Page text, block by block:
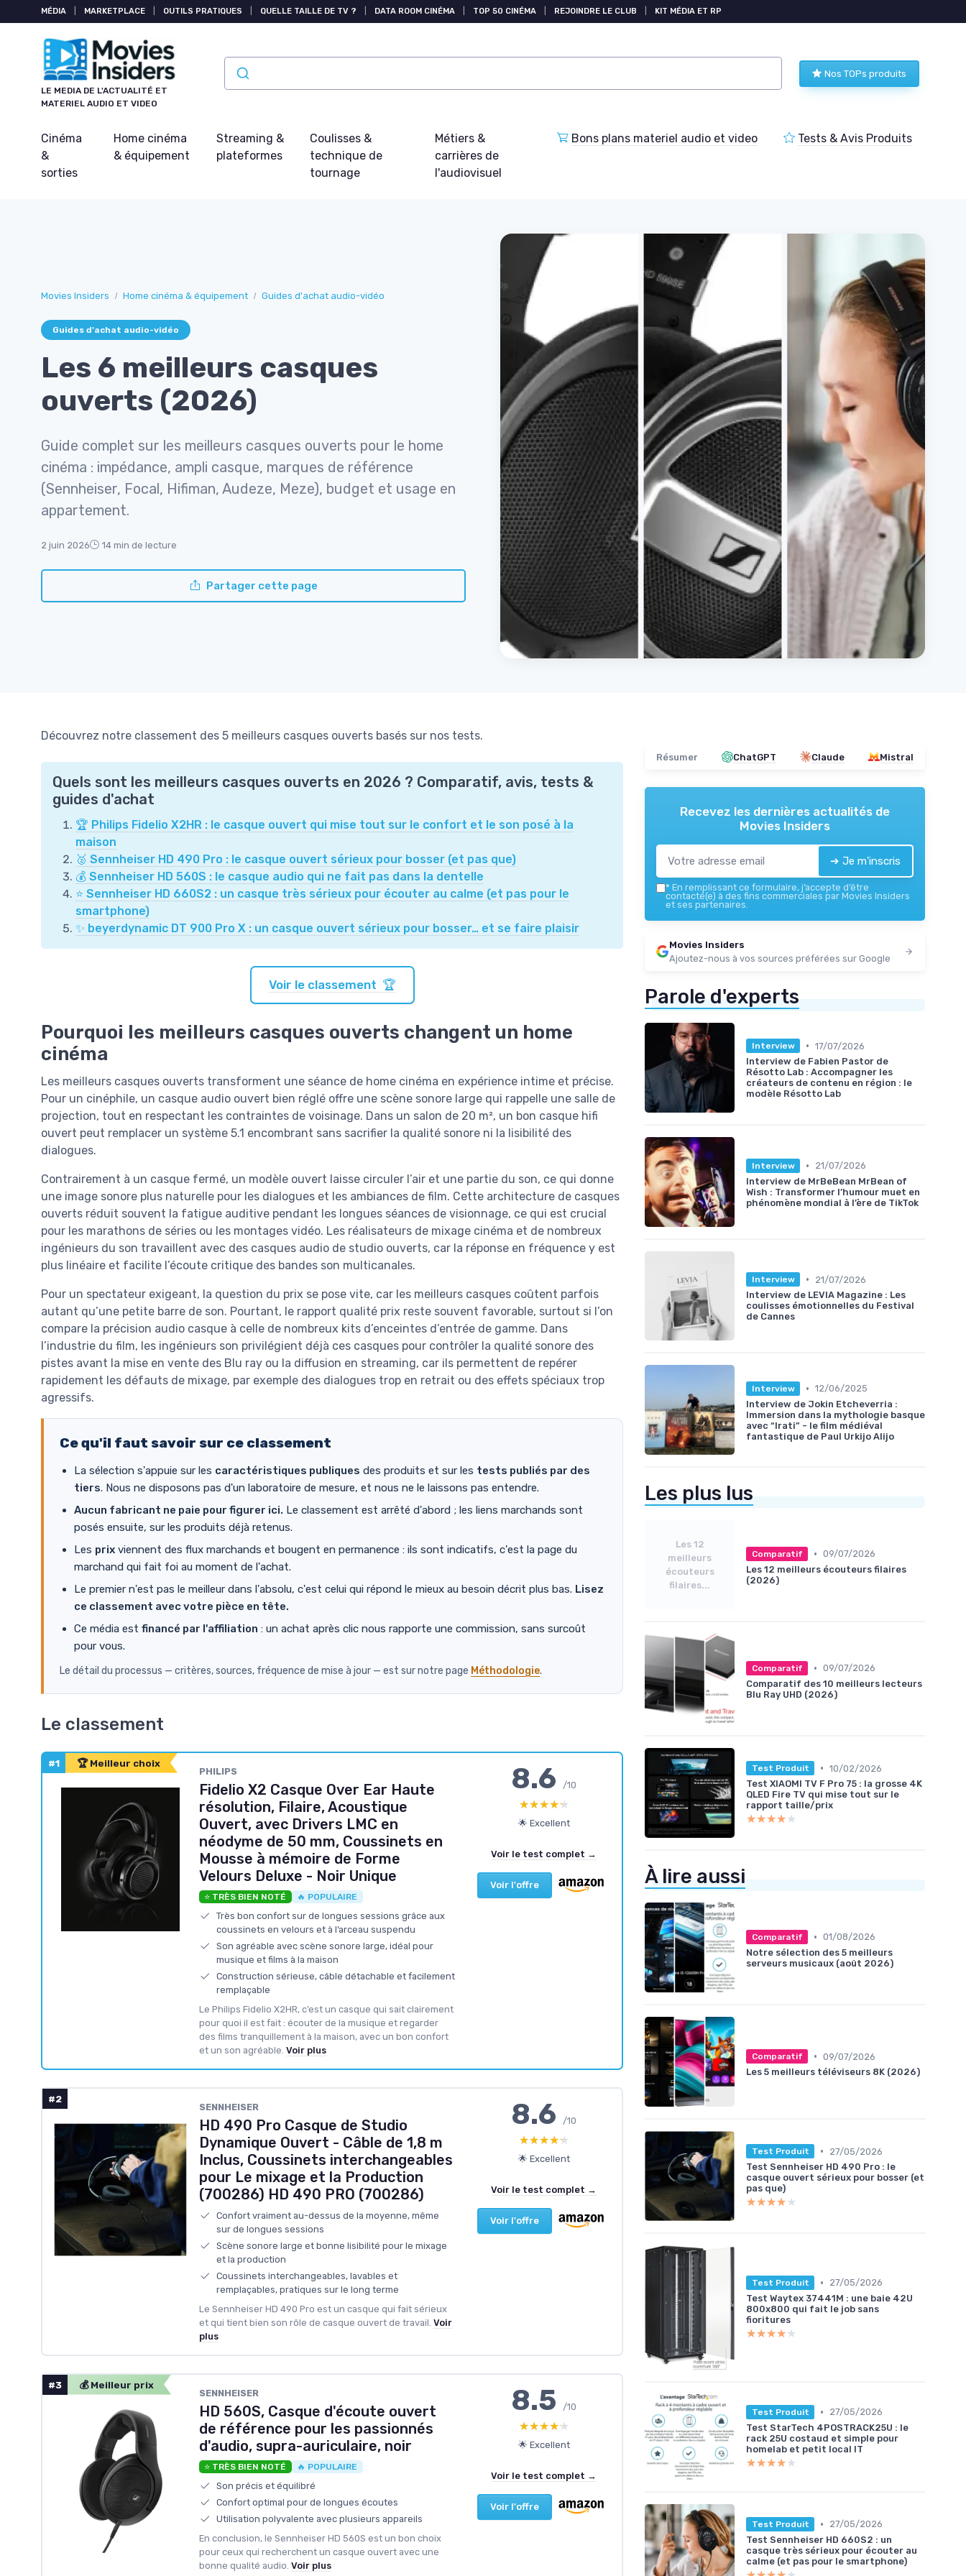
MÉDIA MARKETPLACE OUTILS PRATIQUES QUELLE TAILLE DE TV ? DATA ROOM CINÉMA TOP 50 CINÉMA REJOINDRE LE CLUB KIT MÉDIA ET RP
LE MEDIA DE L'ACTUALITÉ ET
MATERIEL AUDIO ET VIDEO
Nos TOPs produits
Cinéma
&
sorties
Home cinéma
& équipement
Streaming &
plateformes
Coulisses &
technique de
tournage
Métiers &
carrières de
l'audiovisuel
Bons plans materiel audio et video Tests & Avis Produits
Movies Insiders Home cinéma & équipement Guides d'achat audio-vidéo
Guides d'achat audio-vidéo
Les 6 meilleurs casques
ouverts (2026)
Guide complet sur les meilleurs casques ouverts pour le home
cinéma : impédance, ampli casque, marques de référence
(Sennheiser, Focal, Hifiman, Audeze, Meze), budget et usage en
appartement.
2 juin 2026 14 min de lecture
Partager cette page
Découvrez notre classement des 5 meilleurs casques ouverts basés sur nos tests.
Quels sont les meilleurs casques ouverts en 2026 ? Comparatif, avis, tests &
guides d'achat
🏆 Philips Fidelio X2HR : le casque ouvert qui mise tout sur le confort et le son posé à la
maison
🥈 Sennheiser HD 490 Pro : le casque ouvert sérieux pour bosser (et pas que)
💰 Sennheiser HD 560S : le casque audio qui ne fait pas dans la dentelle
⭐ Sennheiser HD 660S2 : un casque très sérieux pour écouter au calme (et pas pour le
smartphone)
✨ beyerdynamic DT 900 Pro X : un casque ouvert sérieux pour bosser… et se faire plaisir
Voir le classement 🏆
Pourquoi les meilleurs casques ouverts changent un home
cinéma
Les meilleurs casques ouverts transforment une séance de home cinéma en expérience intime et précise.
Pour un cinéphile, un casque audio ouvert bien réglé offre une scène sonore large qui rappelle une salle de
projection, tout en respectant les contraintes de voisinage. Dans un salon de 20 m², un bon casque hifi
ouvert peut remplacer un système 5.1 encombrant sans sacrifier la qualité sonore ni la lisibilité des
dialogues.
Contrairement à un casque fermé, un modèle ouvert laisse circuler l’air et une partie du son, ce qui donne
une image sonore plus naturelle pour les dialogues et les ambiances de film. Cette architecture de casques
ouverts réduit souvent la fatigue auditive pendant les longues séances de visionnage, ce qui est crucial
pour les marathons de séries ou les montages vidéo. Les réalisateurs de mixage cinéma et de nombreux
ingénieurs du son travaillent avec des casques audio de studio ouverts, car la réponse en fréquence y est
plus linéaire et facilite l’écoute critique des bandes son multicanales.
Pour un spectateur exigeant, la question du prix se pose vite, car les meilleurs casques coûtent parfois
autant qu’une petite barre de son. Pourtant, le rapport qualité prix reste souvent favorable, surtout si l’on
compare la précision audio casque à celle de nombreux kits d’enceintes d’entrée de gamme. Dans
l’industrie du film, les ingénieurs son privilégient déjà ces casques pour contrôler la qualité sonore des
pistes avant la mise en vente des Blu ray ou la diffusion en streaming, car ils permettent de repérer
rapidement les défauts de mixage, par exemple des dialogues trop en retrait ou des effets spéciaux trop
agressifs.
Ce qu'il faut savoir sur ce classement
La sélection s'appuie sur les caractéristiques publiques des produits et sur les tests publiés par des
tiers. Nous ne disposons pas d'un laboratoire de mesure, et nous ne le laissons pas entendre.
Aucun fabricant ne paie pour figurer ici. Le classement est arrêté d'abord ; les liens marchands sont
posés ensuite, sur les produits déjà retenus.
Les prix viennent des flux marchands et bougent en permanence : ils sont indicatifs, c'est la page du
marchand qui fait foi au moment de l'achat.
Le premier n'est pas le meilleur dans l'absolu, c'est celui qui répond le mieux au besoin décrit plus bas. Lisez
ce classement avec votre pièce en tête.
Ce média est financé par l'affiliation : un achat après clic nous rapporte une commission, sans surcoût
pour vous.
Le détail du processus — critères, sources, fréquence de mise à jour — est sur notre page Méthodologie.
Le classement
#1 🏆 Meilleur choix
PHILIPS
Fidelio X2 Casque Over Ear Haute
résolution, Filaire, Acoustique
Ouvert, avec Drivers LMC en
néodyme de 50 mm, Coussinets en
Mousse à mémoire de Forme
Velours Deluxe - Noir Unique
⭐ TRÈS BIEN NOTÉ 🔥 POPULAIRE
Très bon confort sur de longues sessions grâce aux
coussinets en velours et à l’arceau suspendu
Son agréable avec scène sonore large, idéal pour
musique et films à la maison
Construction sérieuse, câble détachable et facilement
remplaçable
Le Philips Fidelio X2HR, c’est un casque qui sait clairement
pour quoi il est fait : écouter de la musique et regarder
des films tranquillement à la maison, avec un bon confort
et un son agréable. Voir plus
8.6/10
★★★★★
★★★★★
🌟 Excellent
Voir le test complet →
Voir l'offre
#2
SENNHEISER
HD 490 Pro Casque de Studio
Dynamique Ouvert - Câble de 1,8 m
Inclus, Coussinets interchangeables
pour Le mixage et la Production
(700286) HD 490 PRO (700286)
Confort vraiment au-dessus de la moyenne, même
sur de longues sessions
Scène sonore large et bonne lisibilité pour le mixage
et la production
Coussinets interchangeables, lavables et
remplaçables, pratiques sur le long terme
Le Sennheiser HD 490 Pro est un casque qui fait sérieux
et qui tient bien son rôle de casque ouvert de travail. Voir
plus
8.6/10
★★★★★
★★★★★
🌟 Excellent
Voir le test complet →
Voir l'offre
#3 💰 Meilleur prix
SENNHEISER
HD 560S, Casque d'écoute ouvert
de référence pour les passionnés
d'audio, supra-auriculaire, noir
⭐ TRÈS BIEN NOTÉ 🔥 POPULAIRE
Son précis et équilibré
Confort optimal pour de longues écoutes
Utilisation polyvalente avec plusieurs appareils
En conclusion, le Sennheiser HD 560S est un bon choix
pour ceux qui recherchent un casque ouvert avec une
bonne qualité audio. Voir plus
8.5/10
★★★★★
★★★★★
🌟 Excellent
Voir le test complet →
Voir l'offre
Résumer ChatGPT Claude Mistral
Recevez les dernières actualités de
Movies Insiders
➔ Je m'inscris
* En remplissant ce formulaire, j’accepte d’être
contacté(e) à des fins commerciales par Movies Insiders
et ses partenaires.
Movies Insiders
Ajoutez-nous à vos sources préférées sur Google
Parole d'experts
Interview • 17/07/2026
Interview de Fabien Pastor de
Résotto Lab : Accompagner les
créateurs de contenu en région : le
modèle Résotto Lab
Interview •
21/07/2026
Interview de MrBeBean MrBean of
Wish : Transformer l’humour muet en
phénomène mondial à l’ère de TikTok
Interview •
21/07/2026
Interview de LEVIA Magazine : Les
coulisses émotionnelles du Festival
de Cannes
Interview • 12/06/2025
Interview de Jokin Etcheverria :
Immersion dans la mythologie basque
avec “Irati” - le film médiéval
fantastique de Paul Urkijo Alijo
Les plus lus
Les 12
meilleurs
écouteurs
filaires...
Comparatif • 09/07/2026
Les 12 meilleurs écouteurs filaires
(2026)
Comparatif • 09/07/2026
Comparatif des 10 meilleurs lecteurs
Blu Ray UHD (2026)
Test Produit • 10/02/2026
Test XIAOMI TV F Pro 75 : la grosse 4K
QLED Fire TV qui mise tout sur le
rapport taille/prix
★★★★★
★★★★★
À lire aussi
Comparatif • 01/08/2026
Notre sélection des 5 meilleurs
serveurs musicaux (août 2026)
Comparatif • 09/07/2026
Les 5 meilleurs téléviseurs 8K (2026)
Test Produit •
27/05/2026
Test Sennheiser HD 490 Pro : le
casque ouvert sérieux pour bosser (et
pas que)
★★★★★
★★★★★
Test Produit •
27/05/2026
Test Waytex 37441M : une baie 42U
800x800 qui fait le job sans
fioritures
★★★★★
★★★★★
Test Produit •
27/05/2026
Test StarTech 4POSTRACK25U : le
rack 25U costaud et simple pour
homelab et petit local IT
★★★★★
★★★★★
Test Produit •
27/05/2026
Test Sennheiser HD 660S2 : un
casque très sérieux pour écouter au
calme (et pas pour le smartphone)
Panneau de gestion des cookies